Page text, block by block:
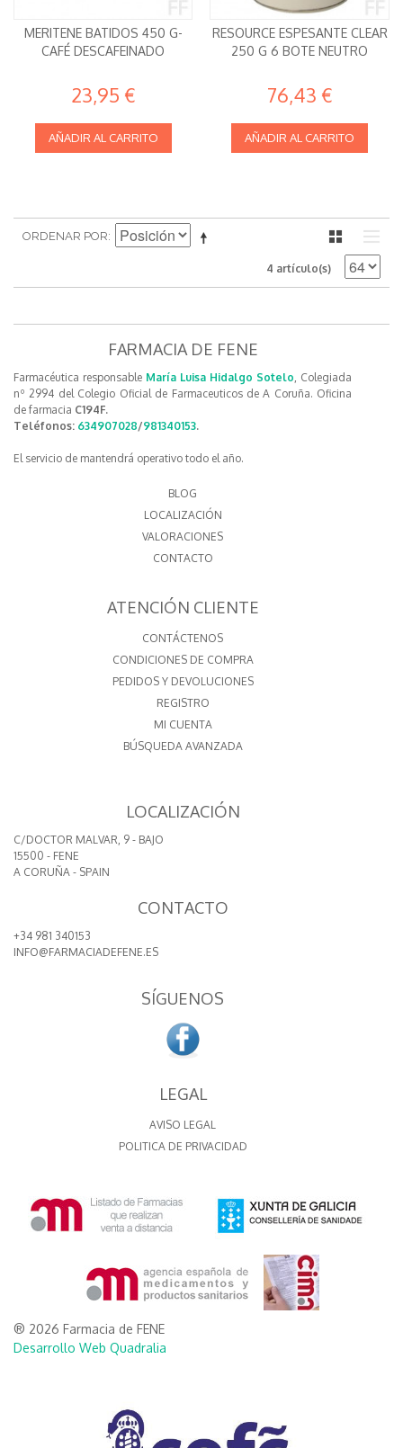
MERITENE BATIDOS 450 G-
CAFÉ DESCAFEINADO
23,95 €
AÑADIR AL CARRITO
RESOURCE ESPESANTE CLEAR
250 G 6 BOTE NEUTRO
76,43 €
AÑADIR AL CARRITO
ORDENAR POR
4 artículo(s)
FARMACIA DE FENE
Farmacéutica responsable María Luisa Hidalgo Sotelo , Colegiada
nº 2994 del Colegio Oficial de Farmaceuticos de A Coruña. Oficina
de farmacia C194F.
Teléfonos: 634907028/981340153.
El servicio de mantendrá operativo todo el año.
BLOG
LOCALIZACIÓN
VALORACIONES
CONTACTO
ATENCIÓN CLIENTE
CONTÁCTENOS
CONDICIONES DE COMPRA
PEDIDOS Y DEVOLUCIONES
REGISTRO
MI CUENTA
BÚSQUEDA AVANZADA
LOCALIZACIÓN
C/DOCTOR MALVAR, 9 - BAJO
15500 - FENE
A CORUÑA - SPAIN
CONTACTO
+34 981 340153
INFO@FARMACIADEFENE.ES
SÍGUENOS
LEGAL
AVISO LEGAL
POLITICA DE PRIVACIDAD
® 2026 Farmacia de FENE
Desarrollo Web Quadralia